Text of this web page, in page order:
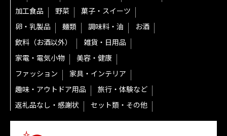
加工食品
野菜
菓子・スイーツ
卵・乳製品
麺類 調味料・油
お酒
飲料（お酒以外）
雑貨・日用品
家電・電気小物
美容・健康
ファッション
家具・インテリア
趣味・アウトドア用品
旅行・体験など
返礼品なし・感謝状
セット類・その他